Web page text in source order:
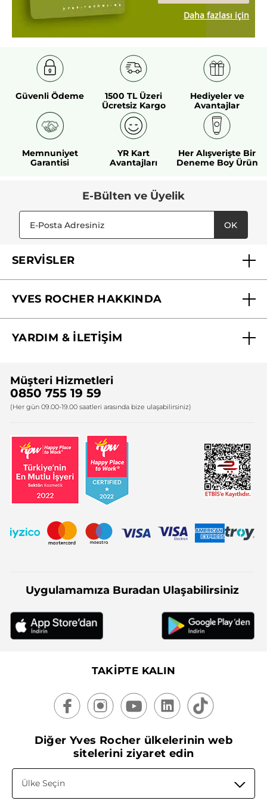
Daha fazlası için
Güvenli Ödeme
1500 TL Üzeri
Ücretsiz Kargo
Hediyeler ve
Avantajlar
Memnuniyet
Garantisi
YR Kart
Avantajları
Her Alışverişte Bir
Deneme Boy Ürün
E-Bülten ve Üyelik
OK
SERVİSLER
YVES ROCHER HAKKINDA
Yves Rocher Vakfı
YARDIM & İLETİŞİM
Bize Ulaşın
Firma Bilgileri
Müşteri Hizmetleri
0850 755 19 59
(Her gün 09.00-19.00 saatleri arasında bize ulaşabilirsiniz)
Uygulamamıza Buradan Ulaşabilirsiniz
TAKİPTE KALIN
Diğer Yves Rocher ülkelerinin web
sitelerini ziyaret edin
Ülke Seçin